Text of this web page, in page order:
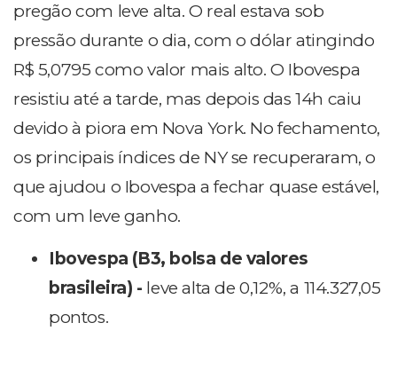
pregão com leve alta. O real estava sob
pressão durante o dia, com o dólar atingindo
R$ 5,0795 como valor mais alto. O Ibovespa
resistiu até a tarde, mas depois das 14h caiu
devido à piora em Nova York. No fechamento,
os principais índices de NY se recuperaram, o
que ajudou o Ibovespa a fechar quase estável,
com um leve ganho.
Ibovespa (B3, bolsa de valores
brasileira) - leve alta de 0,12%, a 114.327,05
pontos.